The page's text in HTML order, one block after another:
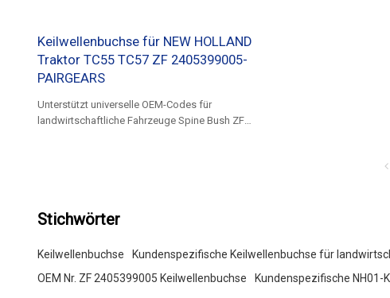
Keilwellenbuchse für NEW HOLLAND
Traktor TC55 TC57 ZF 2405399005-
PAIRGEARS
Unterstützt universelle OEM-Codes für
landwirtschaftliche Fahrzeuge Spine Bush ZF
Stichwörter
Keilwellenbuchse Kundenspezifische Keilwellenbuchse für
OEM Nr. ZF 2405399005 Keilwellenbuchse
Kundenspezifische NH01-